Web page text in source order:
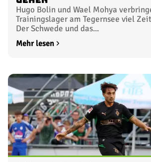
Hugo Bolin und Wael Mohya
Trainingslager am Tegernsee viel
Der Schwede und das...
Mehr lesen